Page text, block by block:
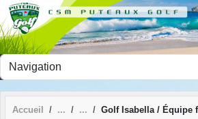
Accueil Golf Isabella / Équipe
Panneau de gestion des cookies